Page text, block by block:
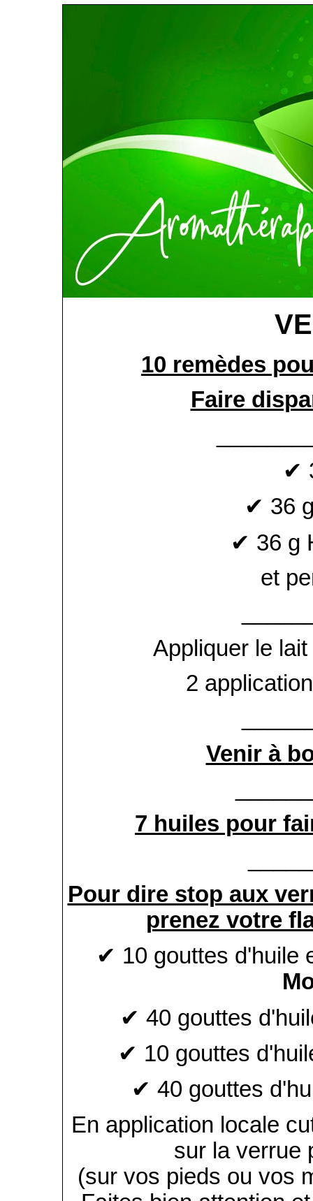
10 remèdes
Faire
✔
✔ 36
✔ 36 g
et
Appliquer le
2
Venir à
7 huiles pour
Pour dire stop aux
prenez votre
✔ 10 gouttes d'huile
✔ 40 gouttes
✔ 10 gouttes
✔ 40 gouttes
En application locale
sur la verrue
(sur vos pieds ou vos